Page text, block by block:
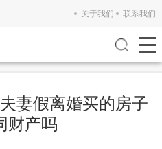
关于我们 联系我们
妻假离婚买的房子
财产吗